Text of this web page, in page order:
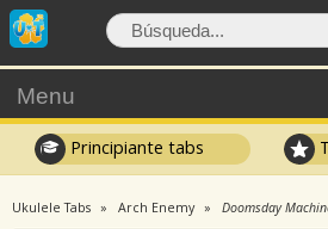
Menu
Principiante tabs
Ukulele Tabs Arch Enemy Doomsday